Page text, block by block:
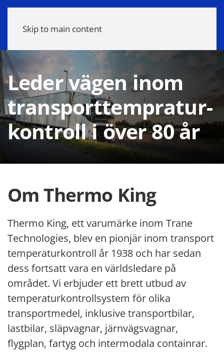
Skip to main content
Leder vägen inom
transporttempratur-
kontroll i över 80 år
OmThermo King
Thermo King, ett varumärke inom Trane
Technologies, blev en pionjär inom transport
temperaturkontroll år 1938 och har sedan
dess fortsatt vara en världsledare på
området. Vi erbjuder ett brett utbud av
temperaturkontrollsystem för olika
transportmedel, inklusive transportbilar,
lastbilar, släpvagnar, järnvägsvagnar,
flygplan, fartyg och intermodala containrar.